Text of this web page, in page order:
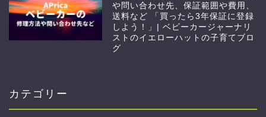
や問い合わせ先、保証範囲や費用、
送料など 「買ったら3年保証に登録
しよう！」| ベビーカージャーナリ
ストのイエローハットの子育てブロ
グ
カテゴリー